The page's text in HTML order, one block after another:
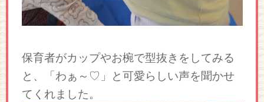
保育者がカップやお椀で型抜きをしてみる
と、「わぁ～♡」と可愛らしい声を聞かせ
てくれました。